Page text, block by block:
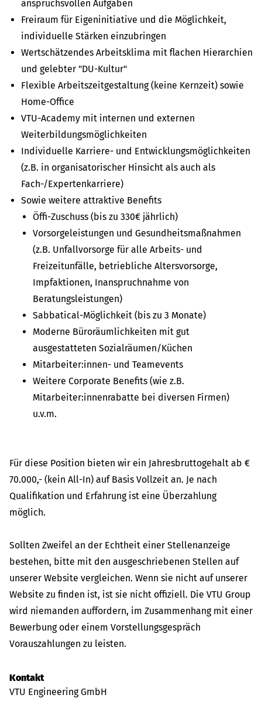
anspruchsvollen Aufgaben
Freiraum für Eigeninitiative und die Möglichkeit,
individuelle Stärken einzubringen
Wertschätzendes Arbeitsklima mit flachen Hierarchien
und gelebter "DU-Kultur"
Flexible Arbeitszeitgestaltung (keine Kernzeit) sowie
Home-Office
VTU-Academy mit internen und externen
Weiterbildungsmöglichkeiten
Individuelle Karriere- und Entwicklungsmöglichkeiten
(z.B. in organisatorischer Hinsicht als auch als
Fach-/Expertenkarriere)
Sowie weitere attraktive Benefits
Öffi-Zuschuss (bis zu 330€ jährlich)
Vorsorgeleistungen und Gesundheitsmaßnahmen
(z.B. Unfallvorsorge für alle Arbeits- und
Freizeitunfälle, betriebliche Altersvorsorge,
Impfaktionen, Inanspruchnahme von
Beratungsleistungen)
Sabbatical-Möglichkeit (bis zu 3 Monate)
Moderne Büroräumlichkeiten mit gut
ausgestatteten Sozialräumen/Küchen
Mitarbeiter:innen- und Teamevents
Weitere Corporate Benefits (wie z.B.
Mitarbeiter:innenrabatte bei diversen Firmen)
u.v.m.
Für diese Position bieten wir ein Jahresbruttogehalt ab €
70.000,- (kein All-In) auf Basis Vollzeit an. Je nach
Qualifikation und Erfahrung ist eine Überzahlung
möglich.
Sollten Zweifel an der Echtheit einer Stellenanzeige
bestehen, bitte mit den ausgeschriebenen Stellen auf
unserer Website vergleichen. Wenn sie nicht auf unserer
Website zu finden ist, ist sie nicht offiziell. Die VTU Group
wird niemanden auffordern, im Zusammenhang mit einer
Bewerbung oder einem Vorstellungsgespräch
Vorauszahlungen zu leisten.
Kontakt
VTU Engineering GmbH